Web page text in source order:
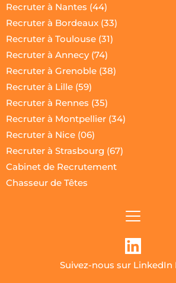
Recruter à Nantes (44)
Recruter à Bordeaux (33)
Recruter à Toulouse (31)
Recruter à Annecy (74)
Recruter à Grenoble (38)
Recruter à Lille (59)
Recruter à Rennes (35)
Recruter à Montpellier (34)
Recruter à Nice (06)
Recruter à Strasbourg (67)
Cabinet de Recrutement
Chasseur de Têtes
Suivez-nous sur LinkedIn